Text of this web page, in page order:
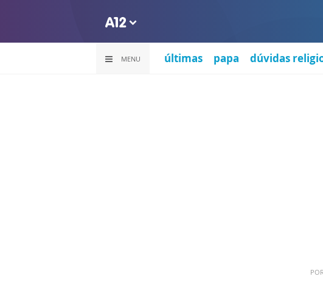
MENU últimas papa dúvidas
POR